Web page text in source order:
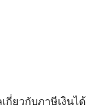
กี่ยวกับภาษีเงินได้